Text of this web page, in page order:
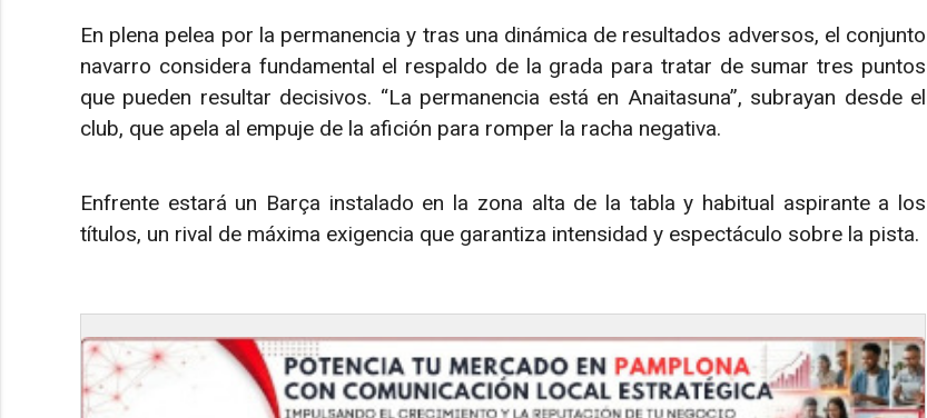
En plena pelea por la permanencia y tras una dinámica de resultados adversos, el conjunto
navarro considera fundamental el respaldo de la grada para tratar de sumar tres puntos
que pueden resultar decisivos. “La permanencia está en Anaitasuna”, subrayan desde el
club, que apela al empuje de la afición para romper la racha negativa.
Enfrente estará un Barça instalado en la zona alta de la tabla y habitual aspirante a los
títulos, un rival de máxima exigencia que garantiza intensidad y espectáculo sobre la pista.